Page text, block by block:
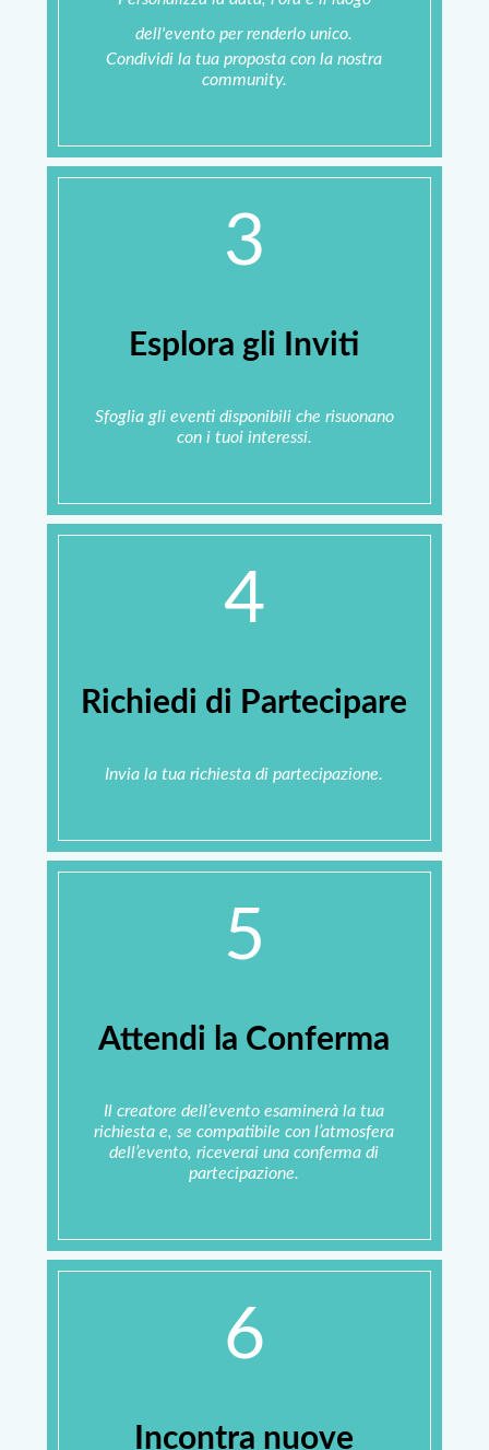
dell'evento per renderlo unico.
Condividi la tua proposta con la nostra
community.
3
Esplora gli Inviti
Sfoglia gli eventi disponibili che risuonano
con i tuoi interessi.
4
Richiedi di Partecipare
Invia la tua richiesta di partecipazione.
5
Attendi la Conferma
Il creatore dell’evento esaminerà la tua
richiesta e, se compatibile con l’atmosfera
dell’evento, riceverai una conferma di
partecipazione.
6
Incontra nuove